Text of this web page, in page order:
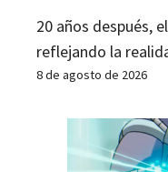
20 años después,
reflejando la
8 de agosto de 2026